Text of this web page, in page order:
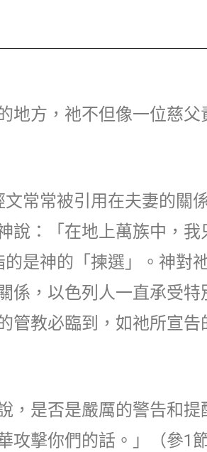
地方，祂不但像一位慈
常常被引用在夫妻的關
說：「在地上萬族中，
是神的「揀選」。神對
係，以色列人一直承受
管教必臨到，如祂所宣
，是否是嚴厲的警告和
攻擊你們的話。」（參1